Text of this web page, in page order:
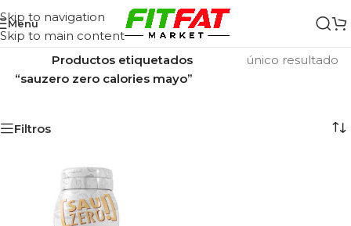
Skip to navigation
Skip to main content
Menu
Inicio/
Productos etiquetados
“sauzero zero calories mayo”
único resultado
Filtros